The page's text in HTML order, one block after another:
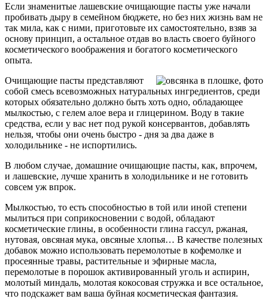
Если знаменитые лашевские очищающие пасты уже начали
пробивать дыру в семейном бюджете, но без них жизнь вам не
так мила, как с ними, приготовьте их самостоятельно, взяв за
основу принцип, а остальное отдав во власть своего буйного
косметического воображения и богатого косметического
опыта.
Очищающие пасты представляют
собой смесь всевозможных натуральных ингредиентов, среди
которых обязательно должно быть хоть одно, обладающее
мылкостью, с гелем алое вера и глицерином. Воду в такие
средства, если у вас нет под рукой консервантов, добавлять
нельзя, чтобы они очень быстро - дня за два даже в
холодильнике - не испортились.
В любом случае, домашние очищающие пасты, как, впрочем,
и лашевские, лучше хранить в холодильнике и не готовить
совсем уж впрок.
Мылкостью, то есть способностью в той или иной степени
мылиться при соприкосновении с водой, обладают
косметические глины, в особенности глина гассул, ржаная,
нутовая, овсяная мука, овсяные хлопья… В качестве полезных
добавок можно использовать перемолотые в кофемолке и
просеянные травы, растительные и эфирные масла,
перемолотые в порошок активированный уголь и аспирин,
молотый миндаль, молотая кокосовая стружка и все остальное,
что подскажет вам ваша буйная косметическая фантазия.